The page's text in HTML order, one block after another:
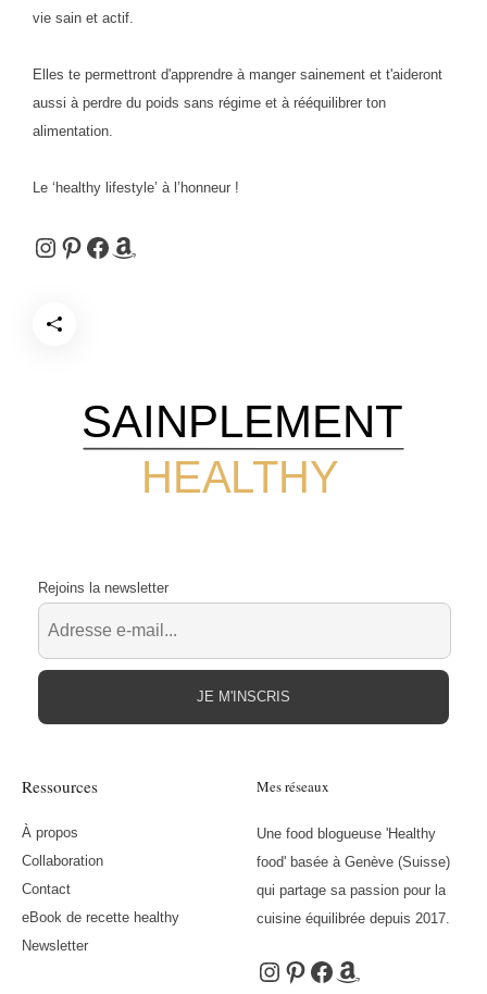
vie sain et actif.
Elles te permettront d'apprendre à manger sainement et t'aideront
aussi à perdre du poids sans régime et à rééquilibrer ton
alimentation.
Le ‘healthy lifestyle’ à l’honneur !
Instagram
Pinterest
Facebook
Amazon
HEALTHY
SAINPLEMENT
Ressources
À propos
Collaboration
Contact
eBook de recette healthy
Newsletter
Mes réseaux
Une food blogueuse 'Healthy
food' basée à Genève (Suisse)
qui partage sa passion pour la
cuisine équilibrée depuis 2017.
Instagram
Pinterest
Facebook
Amazon
Rejoins la newsletter
JE M'INSCRIS